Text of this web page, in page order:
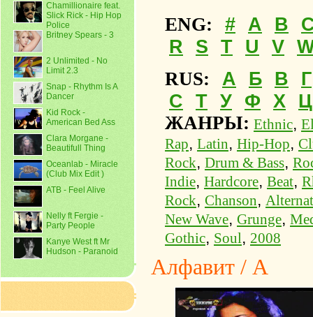
Chamillionaire feat.
Slick Rick - Hip Hop
Police
Britney Spears - 3
2 Unlimited - No
Limit 2.3
Snap - Rhythm Is A
Dancer
Kid Rock -
American Bed Ass
Clara Morgane -
Beautifull Thing
Oceanlab - Miracle
(Club Mix Edit )
ATB - Feel Alive
Nelly ft Fergie -
Party People
Kanye West ft Mr
Hudson - Paranoid
ENG: # A B
R
S T U V
RUS: А Б В
Г
С
Т У Ф Х Ц
ЖАНРЫ: Ethnic,
Rap, Latin, Hip-Hop,
Rock, Drum & Bass,
Indie, Hardcore, Beat,
Rock, Chanson,
New Wave, Grunge,
Gothic, Soul, 2008
Алфавит / А